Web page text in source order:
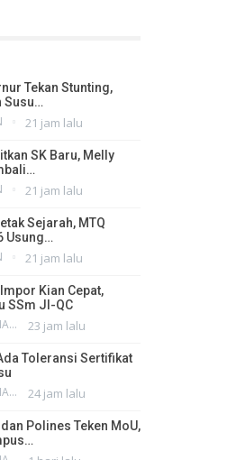
Tekan Stunting,
Susu…
21 jam lalu
SK Baru, Melly
21 jam lalu
Sejarah, MTQ
Usung…
21 jam lalu
Kian Cepat,
SSm JI-QC
NANDA RIZKA MAHENDRA 23 jam lalu
Toleransi Sertifikat
NANDA RIZKA MAHENDRA 24 jam lalu
Polines Teken MoU,